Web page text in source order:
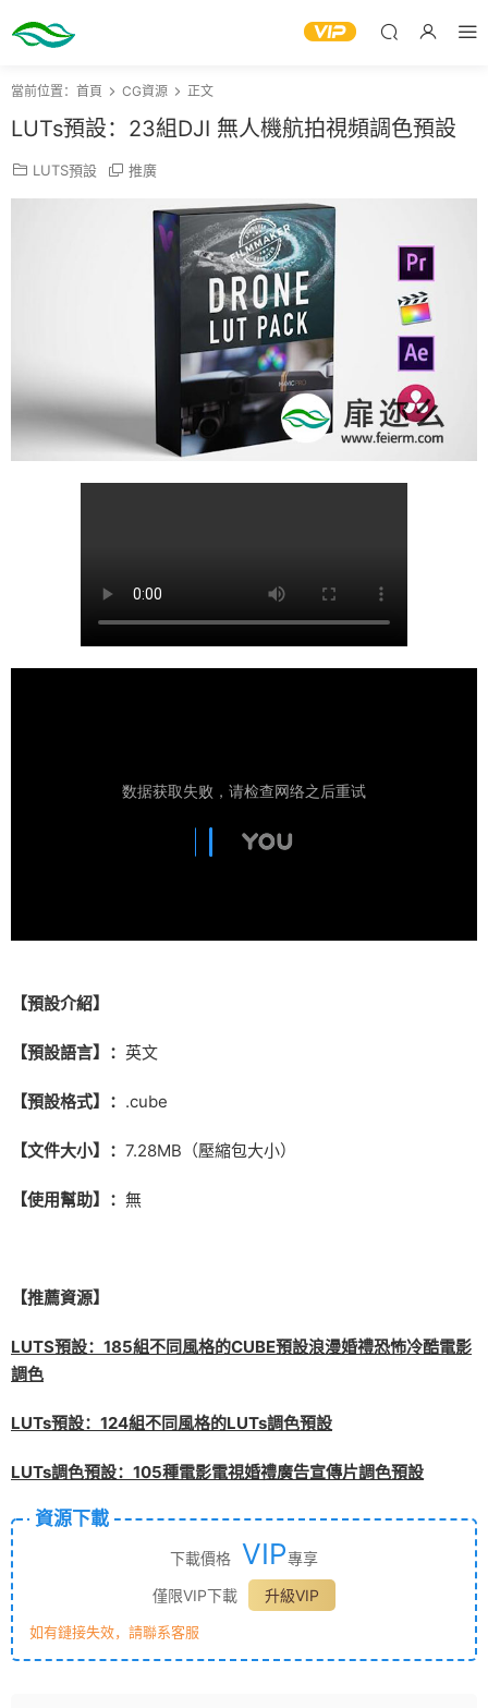
當前位置： 首頁 CG資源 正文
LUTs預設：23組DJI 無人機航拍視頻調色預設
LUTS預設 推廣
【預設介紹】
【預設語言】： 英文
【預設格式】： .cube
【文件大小】： 7.28MB（壓縮包大小）
【使用幫助】： 無
【推薦資源】
LUTS預設：185組不同風格的CUBE預設浪漫婚禮恐怖冷酷電影
調色
LUTs預設：124組不同風格的LUTs調色預設
LUTs調色預設：105種電影電視婚禮廣告宣傳片調色預設
資源下載
下載價格 VIP專享
僅限VIP下載
升級VIP
如有鏈接失效，請聯系客服